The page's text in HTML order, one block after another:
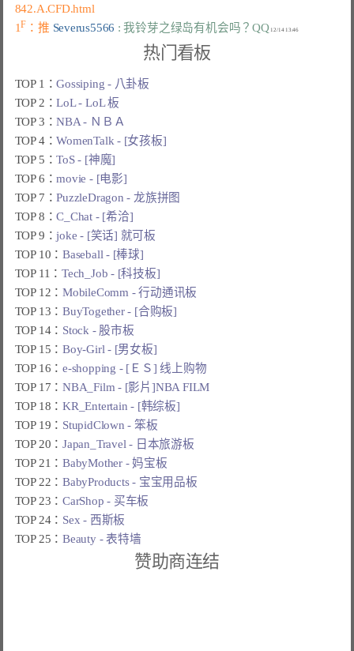
842.A.CFD.html
1F ：推 Severus5566 : 我铃芽之绿岛有机会吗？QQ
热门看板
TOP 1：Gossiping - 八卦板
TOP 2：LoL - LoL 板
TOP 3：NBA - ＮＢＡ
TOP 4：WomenTalk - [女孩板]
TOP 5：ToS - [神魔]
TOP 6：movie - [电影]
TOP 7：PuzzleDragon - 龙族拼图
TOP 8：C_Chat - [希洽]
TOP 9：joke - [笑话] 就可板
TOP 10：Baseball - [棒球]
TOP 11：Tech_Job - [科技板]
TOP 12：MobileComm - 行动通讯板
TOP 13：BuyTogether - [合购板]
TOP 14： Stock - 股市板
TOP 15：Boy-Girl - [男女板]
TOP 16：e-shopping - [ＥＳ] 线上购物
TOP 17：NBA_Film - [影片]NBA FILM
TOP 18：KR_Entertain - [韩综板]
TOP 19： StupidClown - 笨板
TOP 20：Japan_Travel - 日本旅游板
TOP 21：BabyMother - 妈宝板
TOP 22：BabyProducts - 宝宝用品板
TOP 23：CarShop - 买车板
TOP 24： Sex - 西斯板
TOP 25：Beauty - 表特墙
赞助商连结